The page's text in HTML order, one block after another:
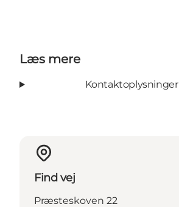
Læs mere
Kontaktoplysninger
Find vej
Præsteskoven 22